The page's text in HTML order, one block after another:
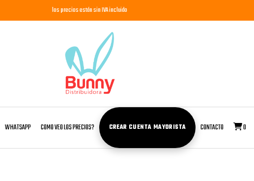
los precios están sin IVA incluido
WHATSAPP COMO VEO LOS PRECIOS? CREAR CUENTA MAYORISTA CONTACTO 0